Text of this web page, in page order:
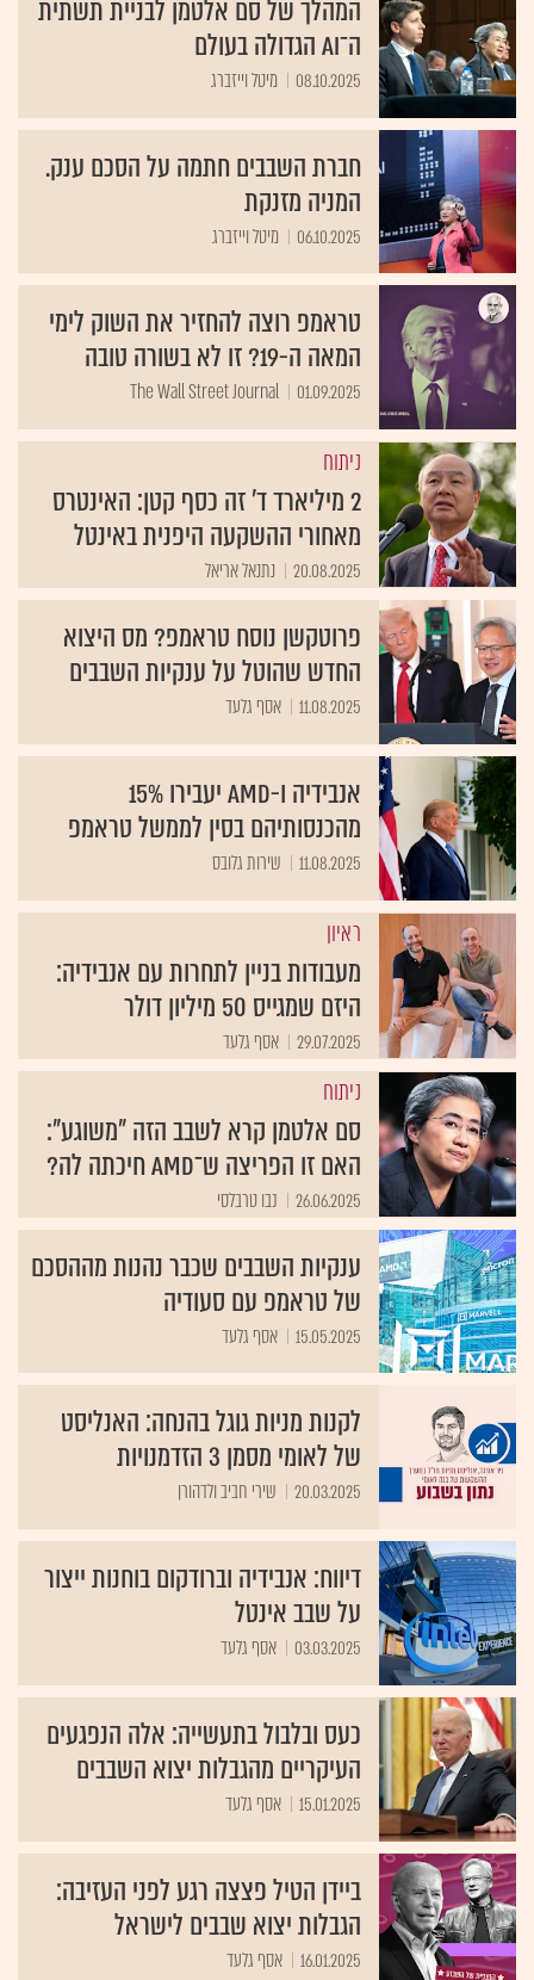
המהלך של סם אלטמן לבניית תשתית
ה־AI הגדולה בעולם
08.10.2025 מיטל וייזברג
חברת השבבים חתמה על הסכם ענק.
המניה מזנקת
06.10.2025 מיטל וייזברג
טראמפ רוצה להחזיר את השוק לימי
המאה ה-19? זו לא בשורה טובה
01.09.2025
The Wall Street Journal
ניתוח
2 מיליארד ד' זה כסף קטן: האינטרס
מאחורי ההשקעה היפנית באינטל
20.08.2025 נתנאל אריאל
פרוטקשן נוסח טראמפ? מס היצוא
החדש שהוטל על ענקיות השבבים
11.08.2025 אסף גלעד
אנבידיה ו-AMD יעבירו 15%
מהכנסותיהם בסין לממשל טראמפ
11.08.2025 שירות גלובס
ראיון
מעבודות בניין לתחרות עם אנבידיה:
היזם שמגייס 50 מיליון דולר
29.07.2025 אסף גלעד
ניתוח
סם אלטמן קרא לשבב הזה "משוגע":
האם זו הפריצה ש־AMD חיכתה לה?
26.06.2025 נבו טרבלסי
ענקיות השבבים שכבר נהנות מההסכם
של טראמפ עם סעודיה
15.05.2025 אסף גלעד
לקנות מניות גוגל בהנחה: האנליסט
של לאומי מסמן 3 הזדמנויות
20.03.2025 שירי חביב ולדהורן
דיווח: אנבידיה וברודקום בוחנות ייצור
על שבב אינטל
03.03.2025 אסף גלעד
כעס ובלבול בתעשייה: אלה הנפגעים
העיקריים מהגבלות יצוא השבבים
15.01.2025 אסף גלעד
ביידן הטיל פצצה רגע לפני העזיבה:
הגבלות יצוא שבבים לישראל
16.01.2025 אסף גלעד